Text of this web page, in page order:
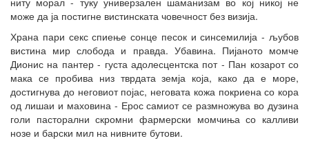
може да ја постигне вистинската човечност без визија.
Храна пари секс спиење сонце песок и синсемилија - љубов
вистина мир слобода и правда. Убавина. Пијаното момче
Дионис на пантер - густа адолесцентска пот - Пан козарот со
мака се пробива низ тврдата земја која, како да е море,
достигнува до неговиот појас, неговата кожа покриена со кора
од лишаи и маховина - Ерос самиот се размножува во дузина
голи пасторални скромни фармерски момчиња со калливи
нозе и барски мил на нивните бутови.